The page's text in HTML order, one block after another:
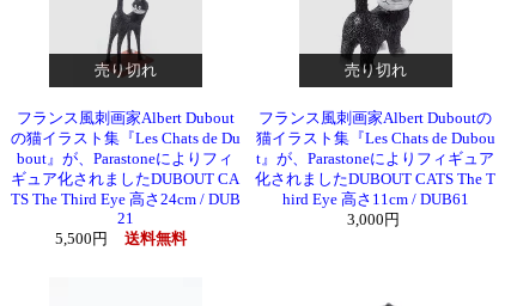
売り切れ 売り切れ
フランス風刺画家Albert Dubout
の猫イラスト集『Les Chats de Du
bout』が、Parastoneによりフィ
ギュア化されましたDUBOUT CA
TS The Third Eye 高さ24cm / DUB
21
5,500円
送料無料
フランス風刺画家Albert Duboutの
猫イラスト集『Les Chats de Dubou
t』が、Parastoneによりフィギュア
化されましたDUBOUT CATS The T
hird Eye 高さ11cm / DUB61
3,000円